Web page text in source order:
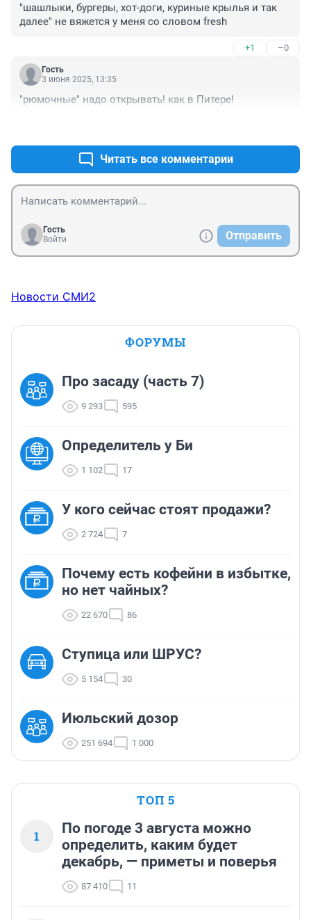
"шашлыки, бургеры, хот-доги, куриные крылья и так
далее" не вяжется у меня со словом fresh
+1 –0
Гость
3 июня 2025, 13:35
"рюмочные" надо открывать! как в Питере!
Читать все комментарии
Гость
Войти
Отправить
Новости СМИ2
ФОРУМЫ
Про засаду (часть 7)
9 293 595
Определитель у Би
1 102 17
У кого сейчас стоят продажи?
2 724 7
Почему есть кофейни в избытке,
но нет чайных?
22 670 86
Ступица или ШРУС?
5 154 30
Июльский дозор
251 694 1 000
ТОП 5
1
По погоде 3 августа можно
определить, каким будет
декабрь, — приметы и поверья
87 410 11